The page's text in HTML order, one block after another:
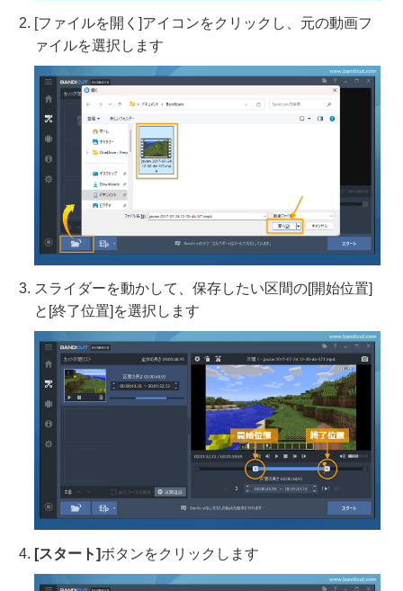
[ファイルを開く]アイコンをクリックし、元の動画フ
ァイルを選択します
スライダーを動かして、保存したい区間の[開始位置]
と[終了位置]を選択します
[スタート]ボタンをクリックします